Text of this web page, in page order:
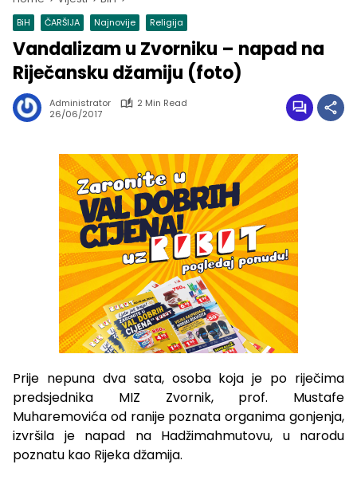
BiH ČARŠIJA Najnovije Religija
Vandalizam u Zvorniku – napad na
Riječansku džamiju (foto)
Administrator
2 Min Read
26/06/2017
Prije nepuna dva sata, osoba koja je po riječima
predsjednika MIZ Zvornik, prof. Mustafe
Muharemovića od ranije poznata organima gonjenja,
izvršila je napad na Hadžimahmutovu, u narodu
poznatu kao Rijeka džamija.